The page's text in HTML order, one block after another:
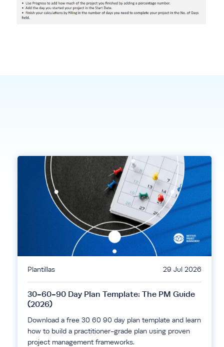
Plantillas 29 Jul 2026
30-60-90 Day Plan Template: The PM Guide
(2026)
Download a free 30 60 90 day plan template and learn
how to build a practitioner-grade plan using proven
project management frameworks.